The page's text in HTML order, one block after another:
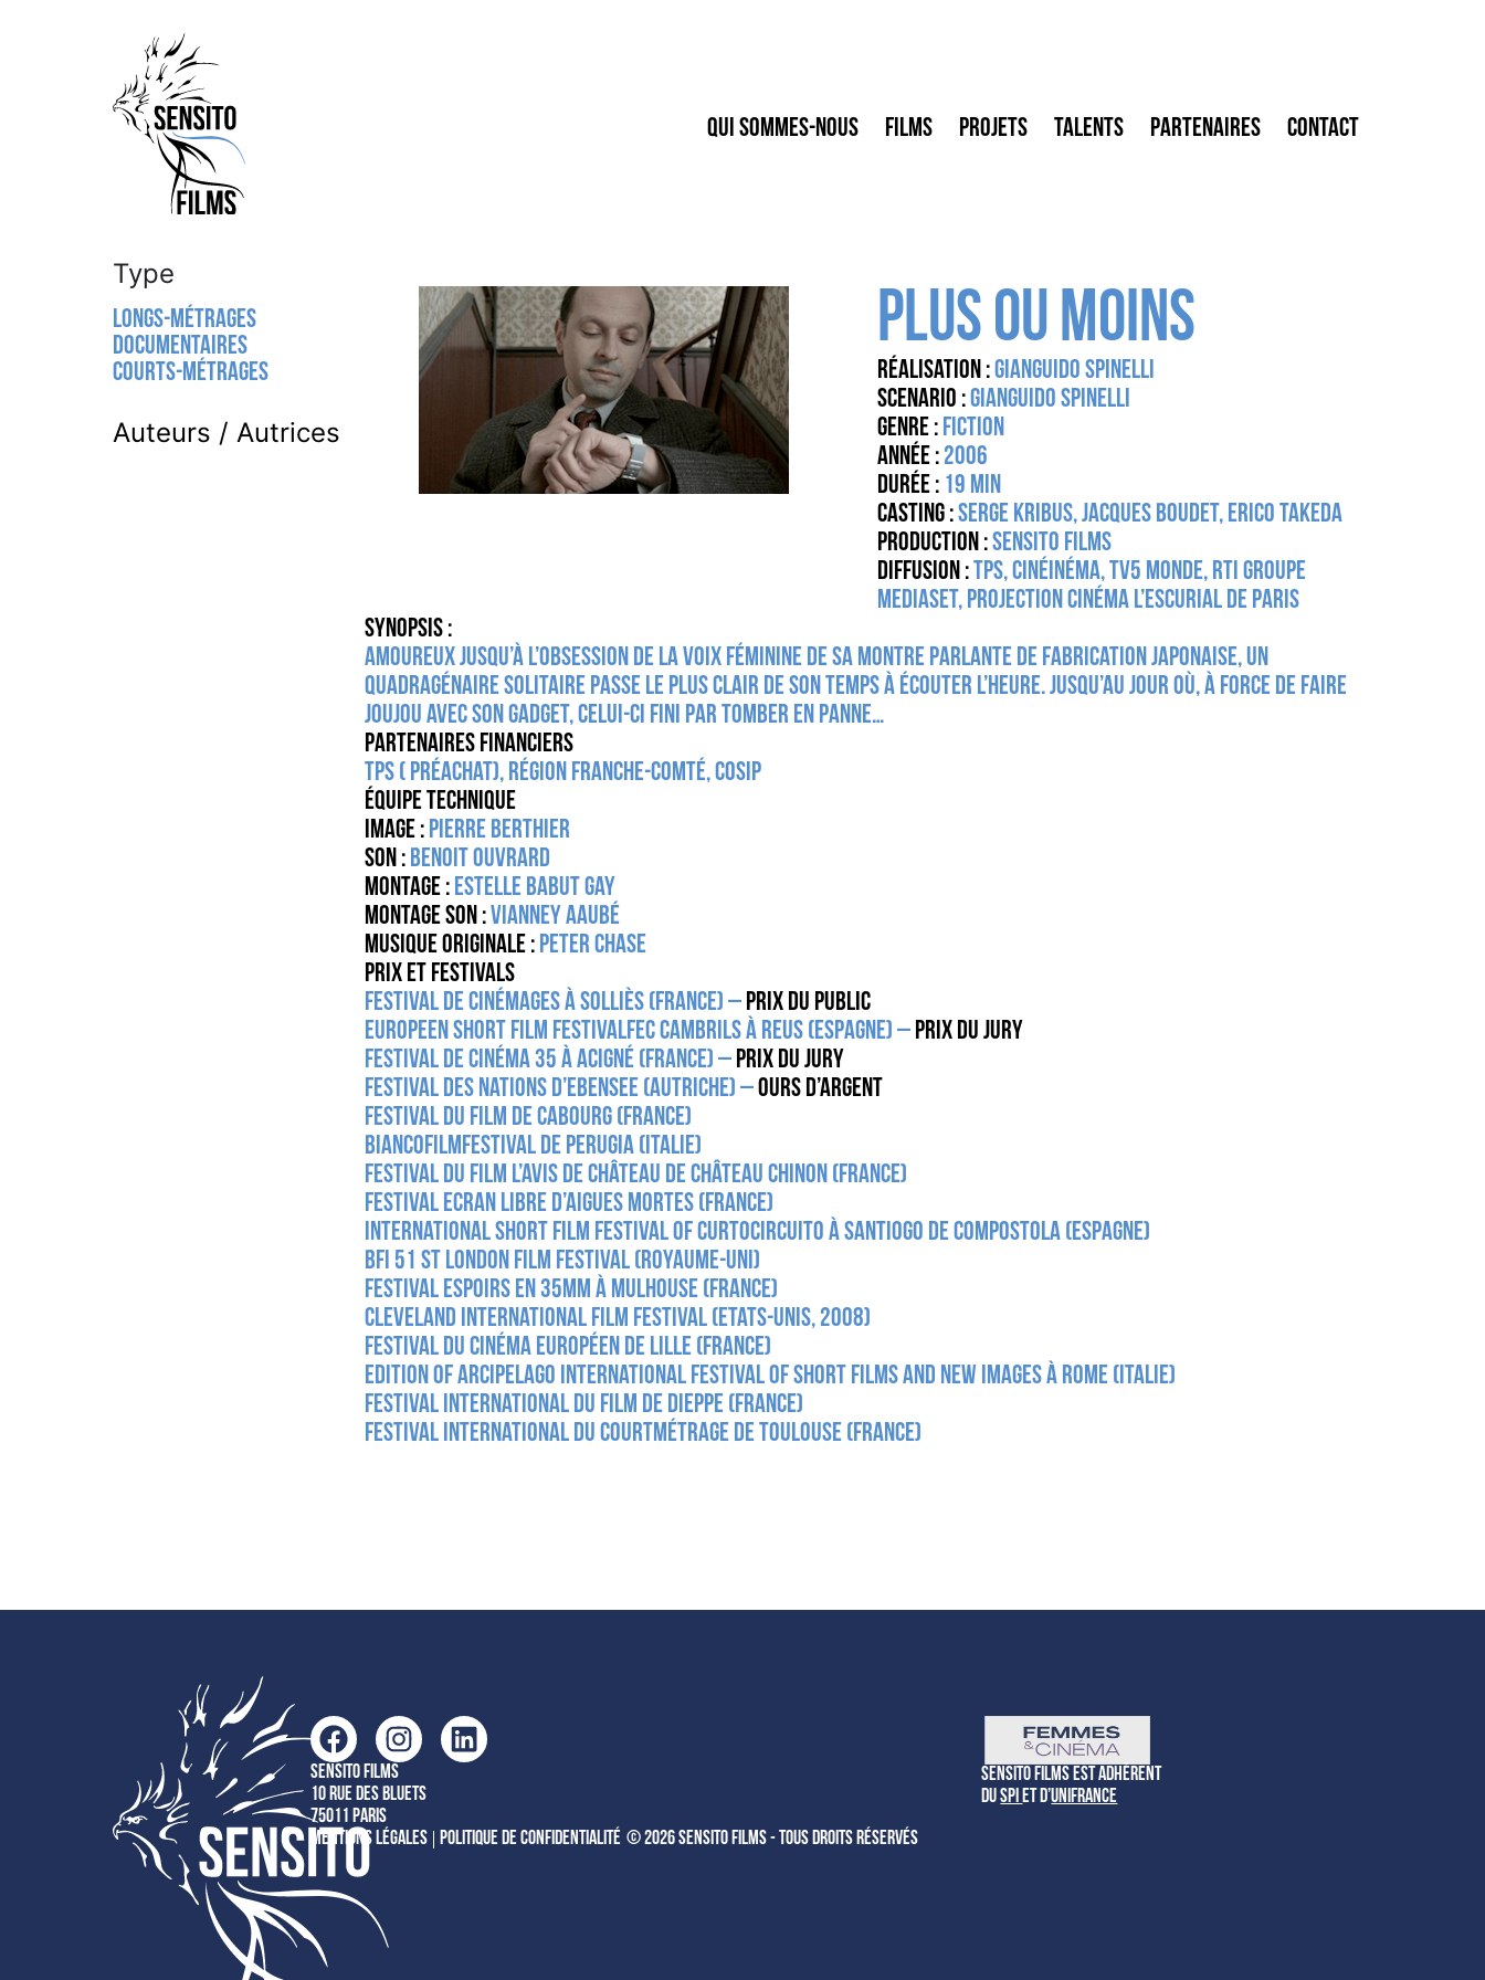
Qui sommes-nous Films Projets Talents Partenaires Contact
Type
Longs-métrages
Documentaires
Courts-métrages
Auteurs / Autrices
PLUS OU MOINS
Réalisation :Gianguido Spinelli
Scenario :Gianguido Spinelli
Genre : Fiction
Année : 2006
Durée : 19 MIN
Casting :Serge Kribus, Jacques Boudet, Erico Takeda
Production :Sensito Films
Diffusion :TPS, Cinéinéma, TV5 Monde, RTI Groupe
Mediaset, Projection cinéma l’escurial de Paris
Synopsis :
Amoureux jusqu’à l’obsession de la voix féminine de sa montre parlante de fabrication japonaise, un
quadragénaire solitaire passe le plus clair de son temps à écouter l’heure. Jusqu’au jour où, à force de faire
joujou avec son gadget, celui-ci fini par tomber en panne…
PARTENAIRES FINANCIERS
TPS ( préachat), Région Franche-Comté, COSIP
Équipe technique
Image : Pierre Berthier
Son : Benoit Ouvrard
Montage : Estelle Babut Gay
Montage Son :Vianney Aaubé
Musique originale : Peter Chase
Prix et festivals
Festival de Cinémages à Solliès (France) – PRIX DU PUBLIC
Europeen Short Film FestivalFEC Cambrils à Reus (Espagne) – PRIX DU JURY
Festival de Cinéma 35 à Acigné (France) – PRIX DU JURY
Festival des Nations d’Ebensee (Autriche) –OURS D’ARGENT
Festival du film de Cabourg (France)
Biancofilmfestival de Perugia (Italie)
Festival du film l’avis de château de Château Chinon (France)
Festival Ecran Libre d’Aigues Mortes (France)
International Short Film Festival of Curtocircuito à Santiogo de Compostola (Espagne)
BFI 51 st London Film Festival (Royaume-Uni)
Festival Espoirs en 35mm à Mulhouse (France)
Cleveland International Film Festival (Etats-Unis, 2008)
Festival du cinéma Européen de Lille (France)
Edition of Arcipelago International Festival of Short Films and New Images à Rome (Italie)
Festival International du film de Dieppe (France)
Festival International du courtmétrage de Toulouse (France)
Sensito films
10 rue des Bluets
75011 Paris
Sensito Films est adhérent
duSPIet d’Unifrance
Mentions légales Politique de confidentialité © 2026 Sensito Films - Tous droits réservés